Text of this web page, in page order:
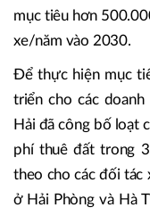
mục tiêu hơn
xe/năm vào 2030.
Để thực hiện mục
triển cho các doanh
Hải đã công bố loạt
phí thuê đất trong
theo cho các đối tác
ở Hải Phòng và Hà